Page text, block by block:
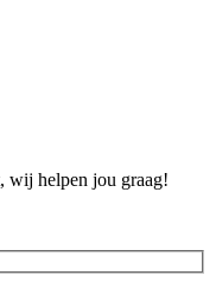
wij helpen jou graag!